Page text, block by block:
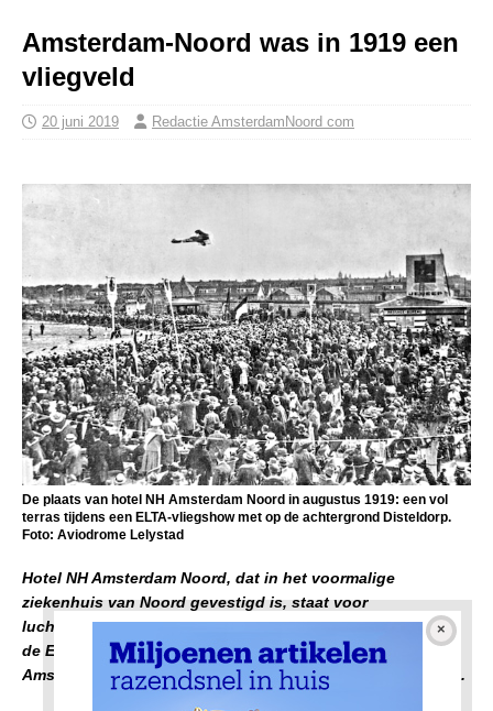
Amsterdam-Noord was in 1919 een
vliegveld
20 juni 2019 Redactie AmsterdamNoord com
De plaats van hotel NH Amsterdam Noord in augustus 1919: een vol
terras tijdens een ELTA-vliegshow met op de achtergrond Disteldorp.
Foto: Aviodrome Lelystad
Hotel NH Amsterdam Noord, dat in het voormalige
ziekenhuis van Noord gevestigd is, staat voor
luchtvaartliefhebbers op de heilige historische grond van
de ELTA: de Eerste Luchtverkeer Tentoonstelling
Amsterdam, met vliegveld, die in augustus 1919 plaatshad.